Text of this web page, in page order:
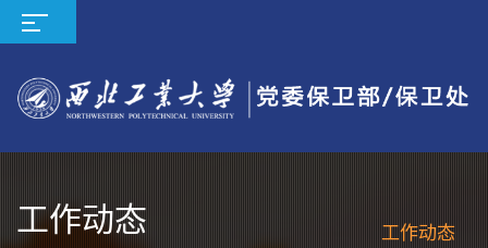
工作动态 工作动态